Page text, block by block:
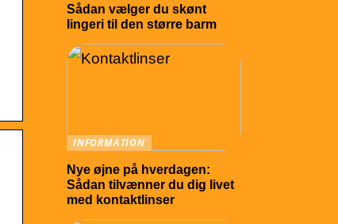
Sådan vælger du skønt
lingeri til den større barm
INFORMATION
Nye øjne på hverdagen:
Sådan tilvænner du dig livet
med kontaktlinser